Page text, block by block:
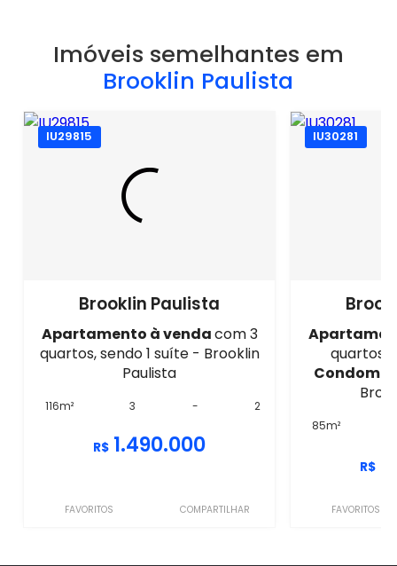
Imóveis semelhantes em
Brooklin Paulista
IU29815
Brooklin Paulista
Apartamento à vendacom 3
quartos, sendo 1 suíte - Brooklin
Paulista
116m² 3 - 2
R$ 1.490.000
FAVORITOS COMPARTILHAR
IU30281
quartos,
85m²
R$
FAVORITOS